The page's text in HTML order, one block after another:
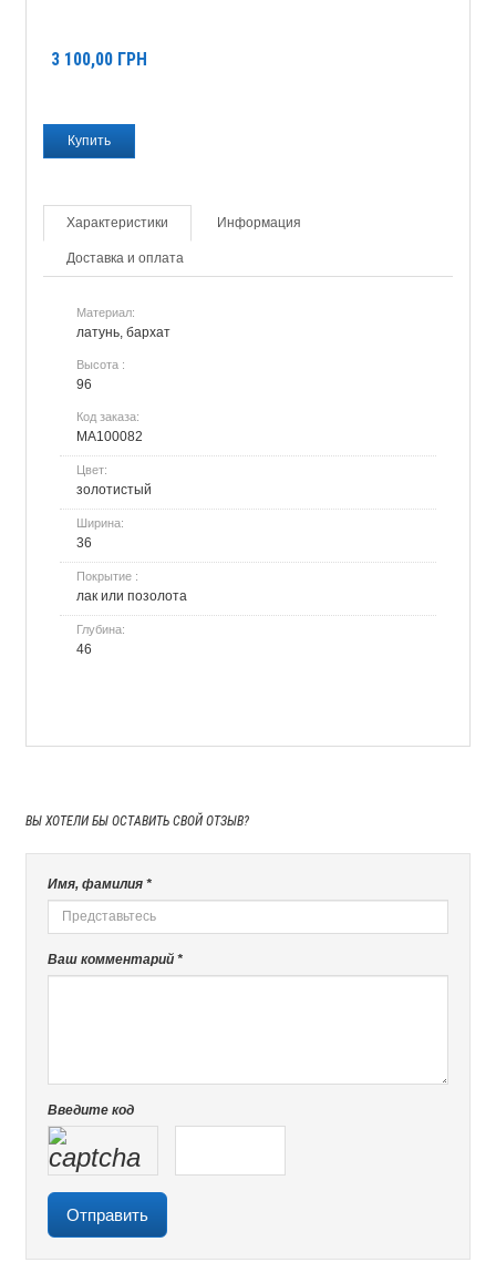
3 100,00 ГРН
Характеристики Информация
Доставка и оплата
Материал:
латунь, бархат
Высота :
96
Код заказа:
МА100082
Цвет:
золотистый
Ширина:
36
Покрытие :
лак или позолота
Глубина:
46
ВЫ ХОТЕЛИ БЫ ОСТАВИТЬ СВОЙ ОТЗЫВ?
Имя, фамилия *
Ваш комментарий *
Введите код